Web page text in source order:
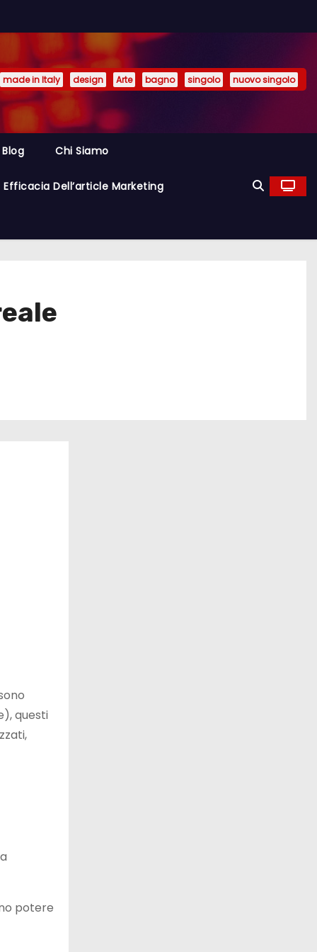
made in Italy design Arte bagno singolo nuovo singolo
Blog Chi Siamo
Efficacia Dell’article Marketing
questi
potere